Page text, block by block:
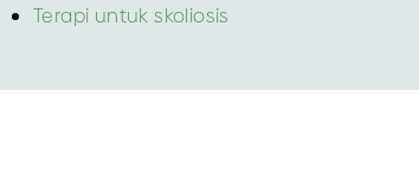
Terapi untuk skoliosis